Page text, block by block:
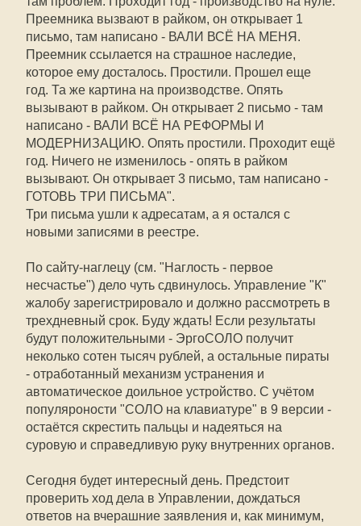
Преемника вызвают в райком, он открывает 1
письмо, там написано - ВАЛИ ВСЁ НА МЕНЯ.
Преемник ссылается на страшное наследие,
которое ему досталось. Простили. Прошел еще
год. Та же картина на производстве. Опять
вызывают в райком. Он открывает 2 письмо - там
написано - ВАЛИ ВСЁ НА РЕФОРМЫ И
МОДЕРНИЗАЦИЮ. Опять простили. Проходит ещё
год. Ничего не изменилось - опять в райком
вызывают. Он открывает 3 письмо, там написано -
ГОТОВЬ ТРИ ПИСЬМА".
Три письма ушли к адресатам, а я остался с
новыми записями в реестре.
По сайту-наглецу (см. "Наглость - первое
несчастье") дело чуть сдвинулось. Управление "К"
жалобу зарегистрировало и должно рассмотреть в
трехдневный срок. Буду ждать! Если результаты
будут положительными - ЭргоСОЛО получит
неколько сотен тысяч рублей, а остальные пираты
- отработанный механизм устранения и
автоматическое доильное устройство. С учётом
популяроности "СОЛО на клавиатуре" в 9 версии -
остаётся скрестить пальцы и надеяться на
суровую и справедливую руку внутренних органов.
Сегодня будет интересный день. Предстоит
проверить ход дела в Управлении, дождаться
ответов на вчерашние заявления и, как минимум,